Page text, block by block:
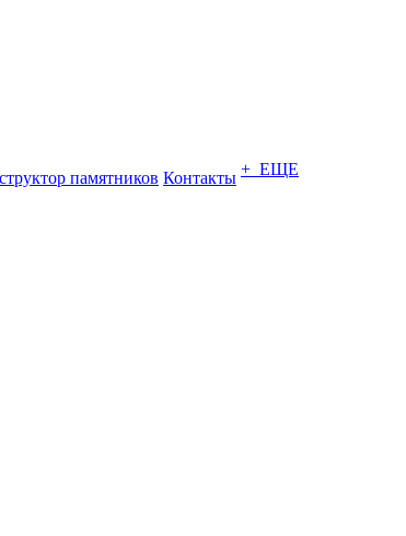
памятников Контакты + ЕЩЕ